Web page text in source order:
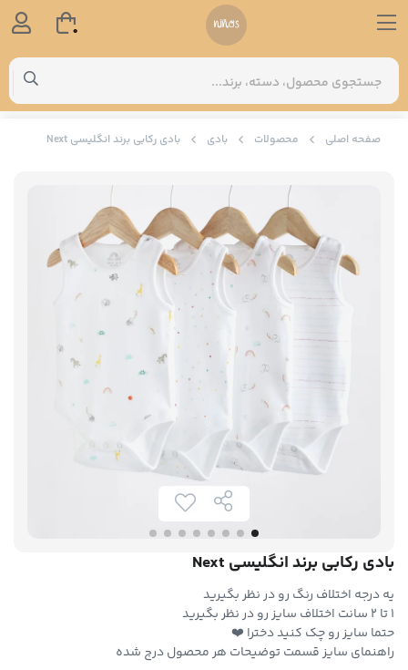
صفحه اصلی محصولات بادی بادی رکابی برند انگلیسی Next
بادی رکابی برند انگلیسی Next
یه درجه اختلاف رنگ رو در نظر بگیرید
۱ تا ۲ سانت اختلاف سایز رو در نظر بگیرید
حتما سایز رو چک کنید دخترا ❤️
راهنمای سایز قسمت توضیحات هر محصول درج شده
0